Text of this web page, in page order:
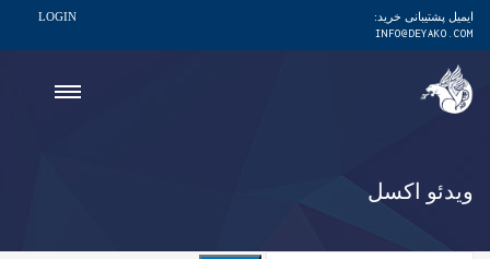
ایمیل پشتیبانی خرید:
INFO@DEYAKO.COM
LOGIN
ویدئو اکسل